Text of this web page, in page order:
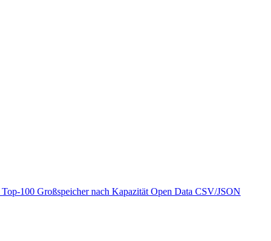
Top-100 Großspeicher nach Kapazität Open Data CSV/JSON